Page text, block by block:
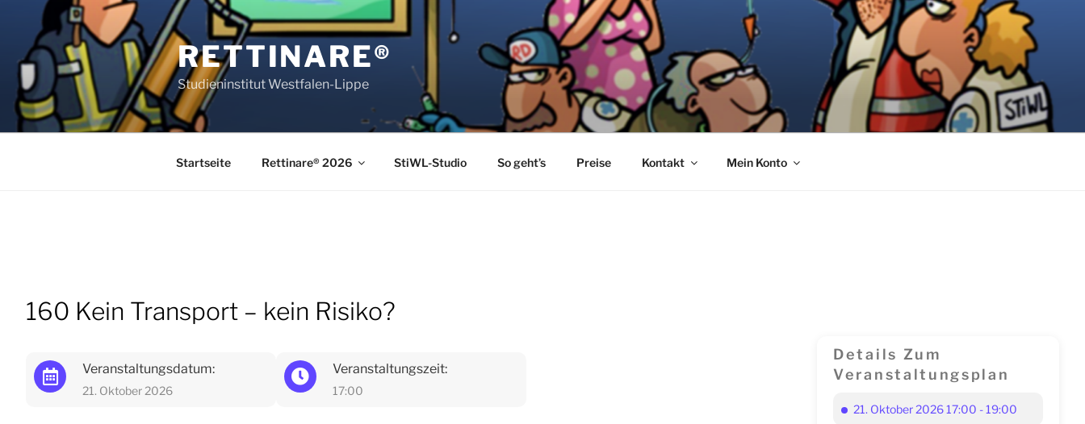
springen
RETTINARE®
Studieninstitut Westfalen-Lippe
Startseite Rettinare® 2026 StiWL-Studio So geht’s Preise Kontakt Mein Konto
160 Kein Transport – kein Risiko?
Veranstaltungsdatum:
21. Oktober 2026
Veranstaltungszeit:
17:00
Details Zum
Veranstaltungsplan
21. Oktober 2026 17:00 - 19:00